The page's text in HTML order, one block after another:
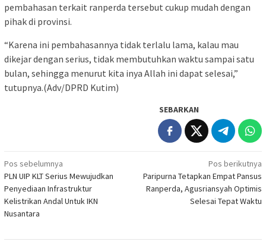
pembahasan terkait ranperda tersebut cukup mudah dengan
pihak di provinsi.
“Karena ini pembahasannya tidak terlalu lama, kalau mau
dikejar dengan serius, tidak membutuhkan waktu sampai satu
bulan, sehingga menurut kita inya Allah ini dapat selesai,”
tutupnya.(Adv/DPRD Kutim)
SEBARKAN
Navigasi
pos
Pos sebelumnya
PLN UIP KLT Serius Mewujudkan
Penyediaan Infrastruktur
Kelistrikan Andal Untuk IKN
Nusantara
Pos berikutnya
Paripurna Tetapkan Empat Pansus
Ranperda, Agusriansyah Optimis
Selesai Tepat Waktu